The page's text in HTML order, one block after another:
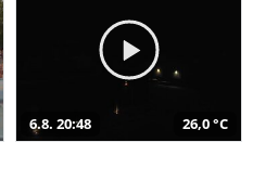
6.8. 20:48 26,0 °C